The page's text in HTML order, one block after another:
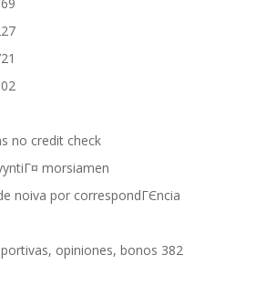
no credit check
morsiamen
noiva por correspondГЄncia
opiniones, bonos 382